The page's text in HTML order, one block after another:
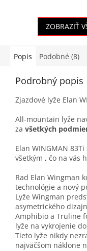
ZOBRAZIŤ
Popis Podobné (8)
Podrobný popis
Zjazdové lyže Elan
All-mountain lyže
za všetkých
Elan WINGMAN 83Ti
všetkým , čo na vás
Rad Elan Wingman
technológie a nový
Lyže Wingman
asymetrického
Amphibio a Truline
lyže na vykrojenie
Tieto lyže nikdy
najväčšom náklone